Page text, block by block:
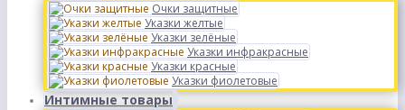
Очки защитные
Указки желтые
Указки зелёные
Указки инфракрасные
Указки красные
Указки фиолетовые
Интимные товары